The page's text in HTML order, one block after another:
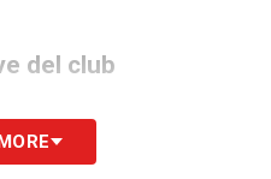
del club
si inserisce